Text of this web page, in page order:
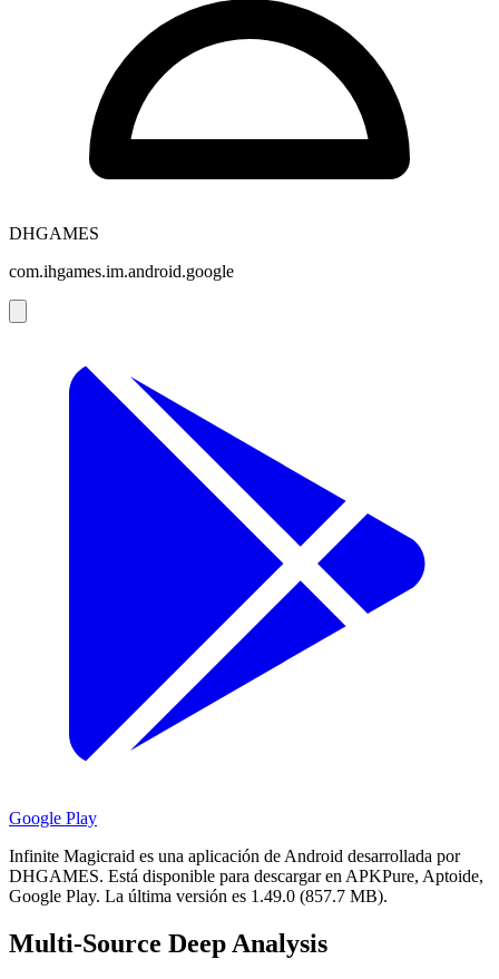
DHGAMES
com.ihgames.im.android.google
Google Play
Infinite Magicraid es una aplicación de Android desarrollada por
DHGAMES. Está disponible para descargar en APKPure, Aptoide,
Google Play. La última versión es 1.49.0 (857.7 MB).
Multi-Source Deep Analysis